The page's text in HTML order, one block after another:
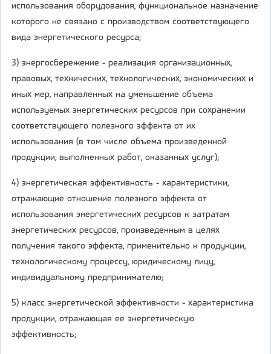
использования оборудования, функциональное назначение
которого не связано с производством соответствующего
вида энергетического ресурса;
3) энергосбережение - реализация организационных,
правовых, технических, технологических, экономических и
иных мер, направленных на уменьшение объема
используемых энергетических ресурсов при сохранении
соответствующего полезного эффекта от их
использования (в том числе объема произведенной
продукции, выполненных работ, оказанных услуг);
4) энергетическая эффективность - характеристики,
отражающие отношение полезного эффекта от
использования энергетических ресурсов к затратам
энергетических ресурсов, произведенным в целях
получения такого эффекта, применительно к продукции,
технологическому процессу, юридическому лицу,
индивидуальному предпринимателю;
5) класс энергетической эффективности - характеристика
продукции, отражающая ее энергетическую
эффективность;